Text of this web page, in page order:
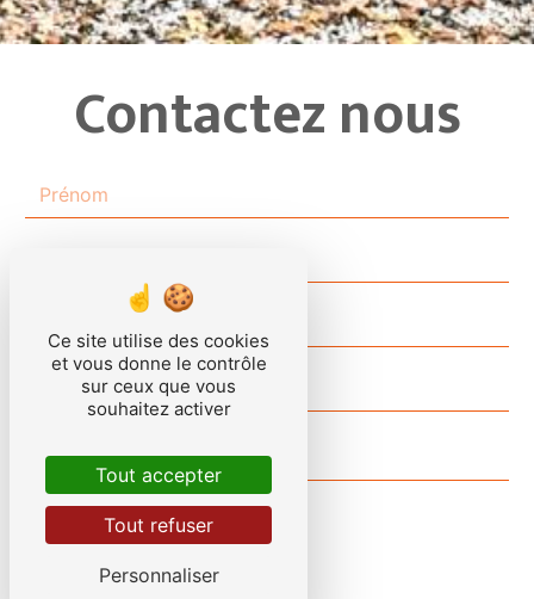
Contactez nous
Ce site utilise des cookies
et vous donne le contrôle
sur ceux que vous
souhaitez activer
Tout accepter
Tout refuser
Personnaliser